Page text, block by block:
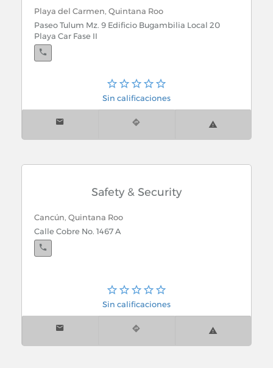
Playa del Carmen, Quintana Roo
Paseo Tulum Mz. 9 Edificio Bugambilia Local 20
Playa Car Fase II
Sin calificaciones
Safety & Security
Cancún, Quintana Roo
Calle Cobre No. 1467 A
Sin calificaciones